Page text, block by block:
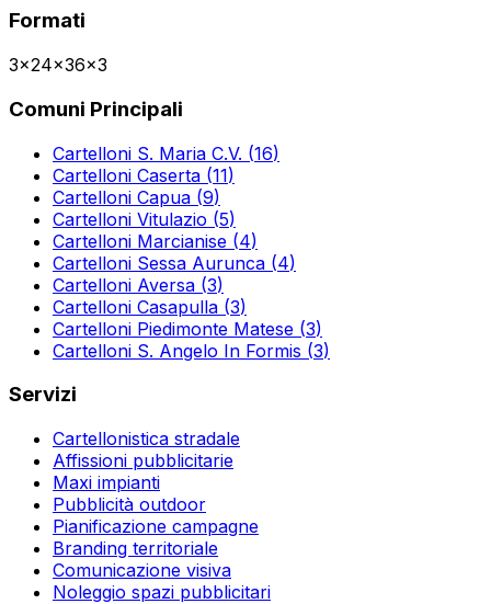
Formati
3x24x36x3
Comuni Principali
Cartelloni S. Maria C.V. (16)
Cartelloni Caserta (11)
Cartelloni Capua (9)
Cartelloni Vitulazio (5)
Cartelloni Marcianise (4)
Cartelloni Sessa Aurunca (4)
Cartelloni Aversa (3)
Cartelloni Casapulla (3)
Cartelloni Piedimonte Matese (3)
Cartelloni S. Angelo In Formis (3)
Servizi
Cartellonistica stradale
Affissioni pubblicitarie
Maxi impianti
Pubblicità outdoor
Pianificazione campagne
Branding territoriale
Comunicazione visiva
Noleggio spazi pubblicitari